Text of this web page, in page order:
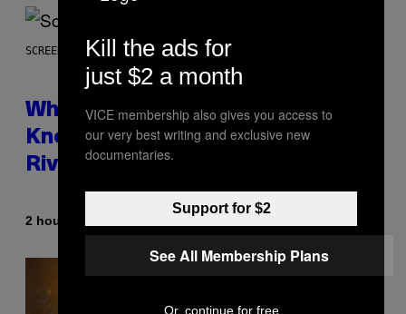
SCREENSHOT: NETEASE
Who Is The Hood? Everything To
Know About The Newest Marvel
Rivals Character
2 hours ago
Kill the ads for
just $2 a month
VICE membership also gives you access to
our very best writing and exclusive new
documentaries.
Support for $2
See All Membership Plans
Or, continue for free